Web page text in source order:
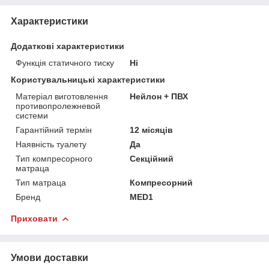
Характеристики
Додаткові характеристики
Функція статичного тиску
Ні
Користувальницькі характеристики
Матеріал виготовлення
противопролежневой
системи
Нейлон + ПВХ
Гарантійний термін
12 місяців
Наявність туалету
Да
Тип компресорного
матраца
Секційний
Тип матраца
Компресорний
Бренд
MED1
Приховати
Умови доставки